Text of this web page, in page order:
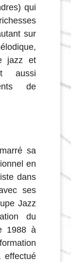
qui
sur
jazz et
aussi
de
sa
en
dans
ses
Jazz
du
1988 à